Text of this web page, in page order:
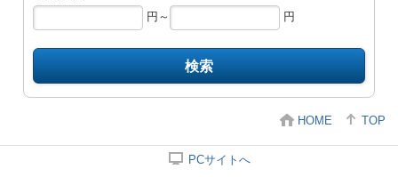
円～
円
検索
HOME TOP
PCサイトへ